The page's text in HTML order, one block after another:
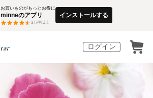
お買いものがもっとお得に
minneのアプリ
3万件以上
インストールする
ログイン